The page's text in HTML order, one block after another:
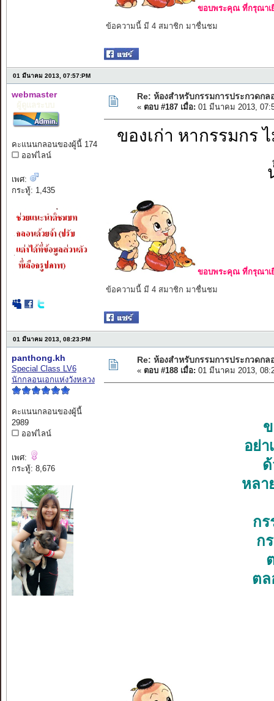
ขอบพระคุณ ที่กรุณาเ
ข้อความนี้ มี 4 สมาชิก มาชื่นชม
01 มีนาคม 2013, 07:57:PM
webmaster
คะแนนกลอนของผู้นี้ 174
ออฟไลน์
เพศ:
กระทู้: 1,435
Re: ห้องสำหรับกรรมการประกวดก
« ตอบ #187 เมื่อ: 01 มีนาคม 2013,
ของเก่า หากรรมกร
ขอบพระคุณ ที่กรุณาเ
ข้อความนี้ มี 4 สมาชิก มาชื่นชม
01 มีนาคม 2013, 08:23:PM
panthong.kh
Special Class LV6
นักกลอนเอกแห่งวังหลวง
คะแนนกลอนของผู้นี้
2989
ออฟไลน์
เพศ:
กระทู้: 8,676
Re: ห้องสำหรับกรรมการประกวดก
« ตอบ #188 เมื่อ: 01 มีนาคม 2013,
อย่า
หลา
กร
ก
ตล